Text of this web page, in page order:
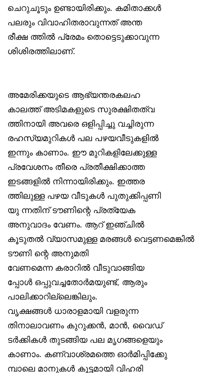
ചെറുചൂടും ഉണ്ടായിരിക്കും. കമിതാക്കൾ
പലരും വിവാഹിതരാവുന്നത് അന്ത
രീക്ഷ ത്തിൽ പ്രേമം തൊട്ടെടുക്കാവുന്ന
ശിശിരത്തിലാണ്.
അമേരിക്കയുടെ ആഭ്യന്തരകലഹ
കാലത്ത് അടിമകളുടെ സുരക്ഷിതത്വ
ത്തിനായി അവരെ ഒളിപ്പിച്ചു വച്ചിരുന്ന
രഹസ്യമുറികൾ പല പഴയവീടുകളിൽ
ഇന്നും കാണാം. ഈ മുറികളിലേക്കുള്ള
പ്രവേശനം തീരെ പ്രതീക്ഷിക്കാത്ത
ഇടങ്ങളിൽ നിന്നായിരിക്കും. ഇത്തര
ത്തിലുള്ള പഴയ വീടുകൾ പുതുക്കിപ്പണി
യു ന്നതിന് ടൗണിന്റെ പ്രത്യേക
അനുവാദം വേണം. ആറ് ഇഞ്ചിൽ
കൂടുതൽ വ്യാസമുള്ള മരങ്ങൾ വെട്ടണമെങ്കിൽ
ടൗണി ന്റെ അനുമതി
വേണമെന്ന കരാറിൽ വീടുവാങ്ങിയ
പ്പോൾ ഒപ്പുവച്ചതോർമയുണ്ട്, ആരും
പാലിക്കാറില്ലെങ്കിലും.
വൃക്ഷങ്ങൾ ധാരാളമായി വളരുന്ന
തിനാലാവണം കുറുക്കൻ, മാൻ, വൈഡ്
ടർക്കികൾ തുടങ്ങിയ പല മൃഗങ്ങളെയും
കാണാം. കണ്വാശ്രമത്തെ ഓർമിപ്പിക്കുേ
മ്പാലെ മാനുകൾ കൂട്ടമായി വിഹരി